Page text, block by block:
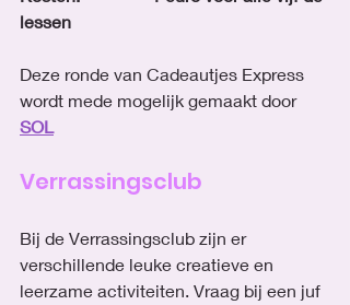
lessen
Deze ronde van Cadeautjes Express
wordt mede mogelijk gemaakt door
SOL
Verrassingsclub
Bij de Verrassingsclub zijn er
verschillende leuke creatieve en
leerzame activiteiten. Vraag bij een juf